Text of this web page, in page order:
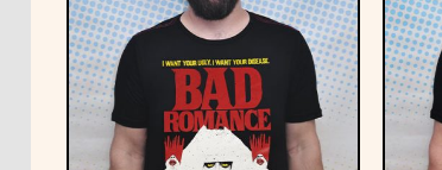
Adicionar
à lista de
desejos